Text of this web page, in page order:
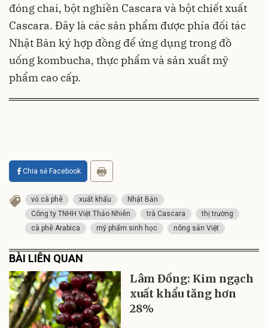
đóng chai, bột nghiền Cascara và bột chiết xuất
Cascara. Đây là các sản phẩm được phía đối tác
Nhật Bản ký hợp đồng để ứng dụng trong đồ
uống kombucha, thực phẩm và sản xuất mỹ
phẩm cao cấp.
Chia sẻ Facebook
vỏ cà phê xuất khẩu
Nhật Bản
Công ty TNHH Việt Thảo Nhiên
trà Cascara
thị trường
cà phê Arabica
mỹ phẩm sinh học nông sản Việt
BÀI LIÊN QUAN
Lâm Đồng: Kim ngạch
xuất khẩu tăng hơn
28%